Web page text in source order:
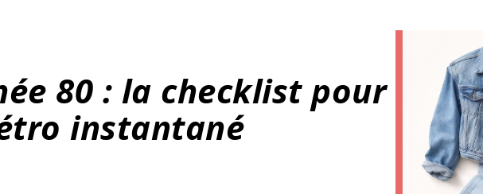
80 : la checklist pour
instantané